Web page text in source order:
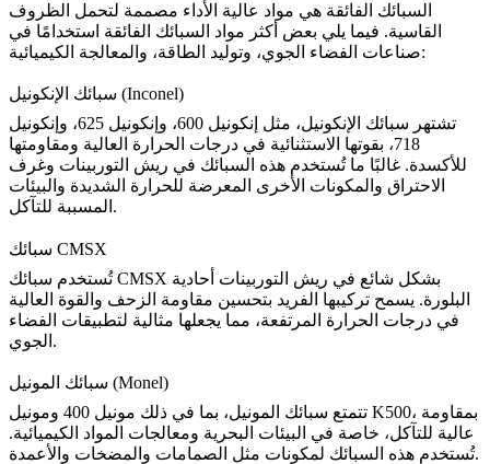
السبائك الفائقة هي مواد عالية الأداء مصممة لتحمل الظروف
القاسية. فيما يلي بعض أكثر مواد السبائك الفائقة استخدامًا في
صناعات الفضاء الجوي، وتوليد الطاقة، والمعالجة الكيميائية:
سبائك الإنكونيل (Inconel)
تشتهر سبائك الإنكونيل، مثل إنكونيل 600 ، و إنكونيل 625 ، و إنكونيل
718، بقوتها الاستثنائية في درجات الحرارة العالية ومقاومتها
للأكسدة. غالبًا ما تُستخدم هذه السبائك في ريش التوربينات وغرف
الاحتراق والمكونات الأخرى المعرضة للحرارة الشديدة والبيئات
المسببة للتآكل.
سبائك CMSX
تُستخدمسبائك CMSX
البلورة. يسمح تركيبها الفريد بتحسين مقاومة الزحف والقوة العالية
في درجات الحرارة المرتفعة، مما يجعلها مثالية لتطبيقات الفضاء
الجوي.
سبائك المونيل (Monel)
تتمتع سبائك المونيل، بما في ذلك مونيل 400 و مونيل K500، بمقاومة
عالية للتآكل، خاصة في البيئات البحرية ومعالجات المواد الكيميائية.
تُستخدم هذه السبائك لمكونات مثل الصمامات والمضخات والأعمدة.